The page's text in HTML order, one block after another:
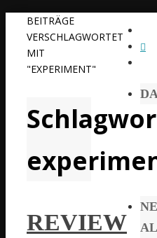
START
BEITRÄGE
VERSCHLAGWORTET
MIT
"EXPERIMENT"
REVIEW